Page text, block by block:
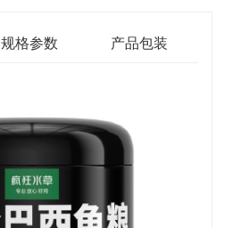
规格参数 产品包装